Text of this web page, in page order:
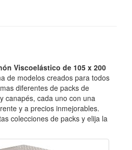
Viscoelástico de 105 x 200
de modelos creados para todos
diferentes de packs de
canapés, cada uno con una
y a precios inmejorables.
colecciones de packs y elija la